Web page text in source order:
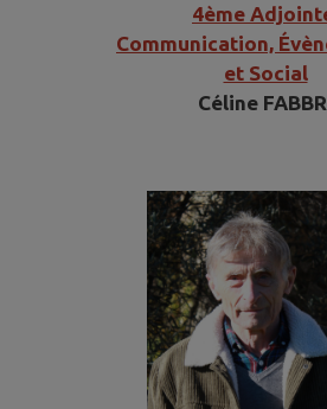
4ème
Communication,
et Social
Céline